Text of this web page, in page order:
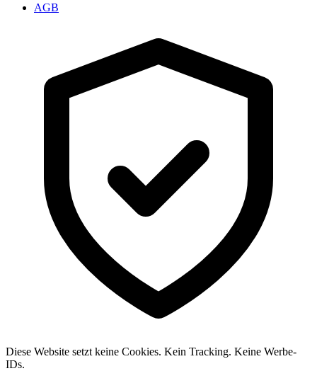
AGB
Diese Website setzt keine Cookies. Kein Tracking. Keine Werbe-
IDs.